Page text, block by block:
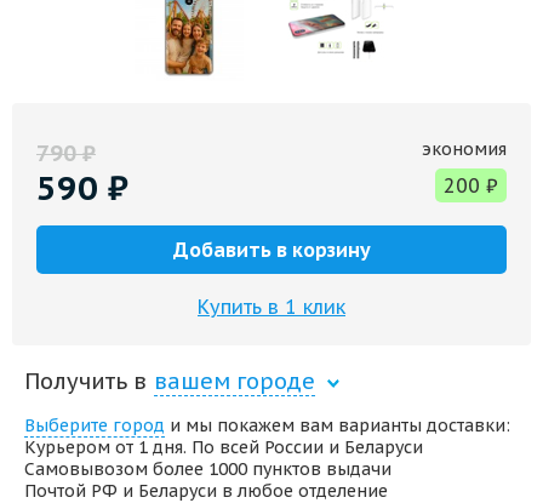
790₽
590 ₽
экономия
200 ₽
Добавить в корзину
Купить в 1 клик
Получить в вашем городе
Выберите город и мы покажем вам варианты доставки:
Курьером от 1 дня. По всей России и Беларуси
Самовывозом более 1000 пунктов выдачи
Почтой РФ и Беларуси в любое отделение